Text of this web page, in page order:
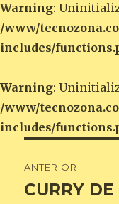
Warning:
/www/
includes/
Warning:
/www/
includes/
de
ANTERIOR
Entrada
CURRY